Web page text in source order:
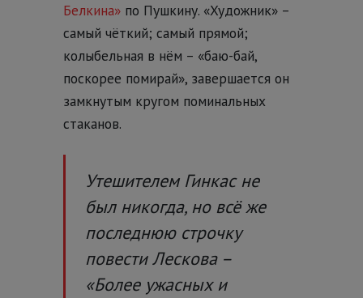
Белкина»по Пушкину. «Художник» –
самый чёткий; самый прямой;
колыбельная в нём – «баю-бай,
поскорее помирай», завершается он
замкнутым кругом поминальных
стаканов.
Утешителем Гинкас не
был никогда, но всё же
последнюю строчку
повести Лескова –
«Более ужасных и